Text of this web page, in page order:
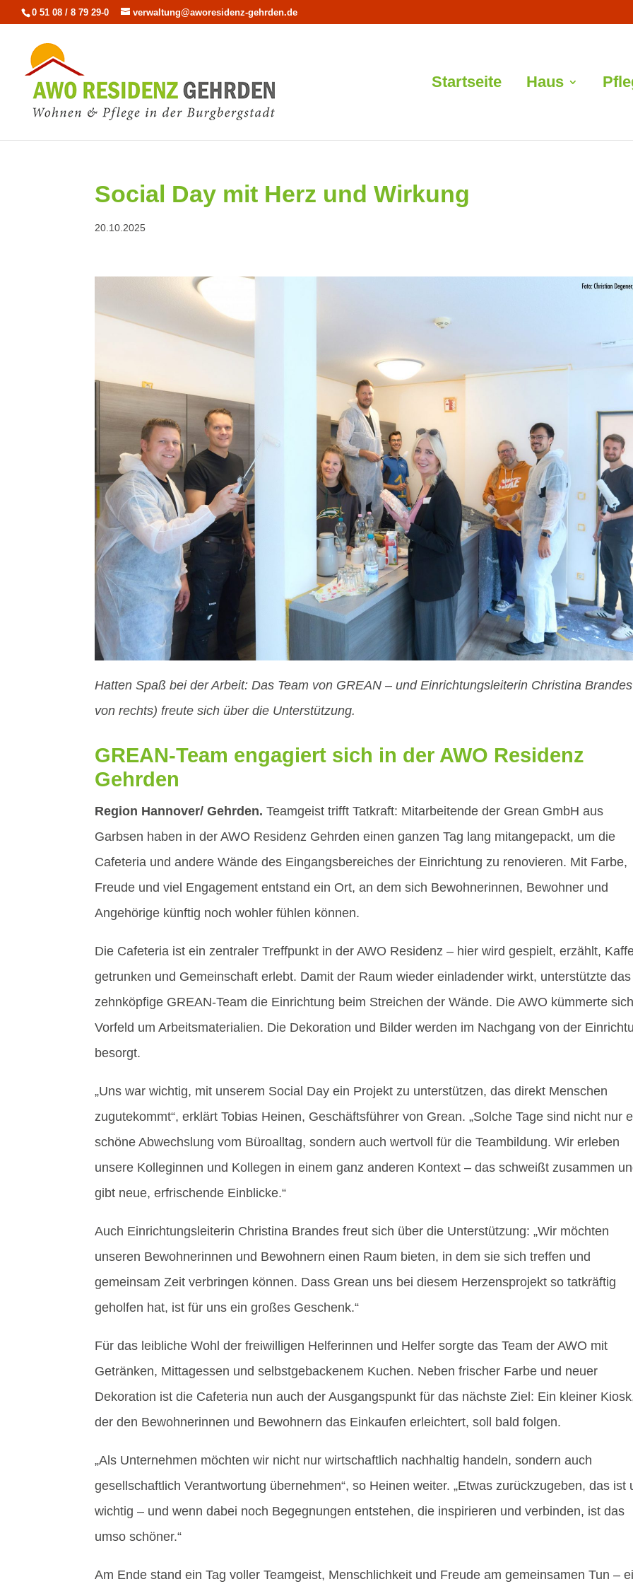
0 51 08 / 8 79 29-0 verwaltung@aworesidenz-gehrden.de
Startseite Haus
Social Day mit Herz und Wirkung
20.10.2025
Hatten Spaß bei der Arbeit: Das Team von GREAN – und Einrichtungsleiterin Christina
von rechts) freute sich über die Unterstützung.
GREAN-Team engagiert sich in der AWO Residenz
Gehrden
Region Hannover/ Gehrden. Teamgeist trifft Tatkraft: Mitarbeitende der Grean GmbH aus
Garbsen haben in der AWO Residenz Gehrden einen ganzen Tag lang mitangepackt, um die
Cafeteria und andere Wände des Eingangsbereiches der Einrichtung zu renovieren. Mit Farbe,
Freude und viel Engagement entstand ein Ort, an dem sich Bewohnerinnen, Bewohner und
Angehörige künftig noch wohler fühlen können.
Die Cafeteria ist ein zentraler Treffpunkt in der AWO Residenz – hier wird gespielt, erzählt,
getrunken und Gemeinschaft erlebt. Damit der Raum wieder einladender wirkt, unterstützte das
zehnköpfige GREAN-Team die Einrichtung beim Streichen der Wände. Die AWO kümmerte
Vorfeld um Arbeitsmaterialien. Die Dekoration und Bilder werden im Nachgang von der
besorgt.
„Uns war wichtig, mit unserem Social Day ein Projekt zu unterstützen, das direkt Menschen
zugutekommt“, erklärt Tobias Heinen, Geschäftsführer von Grean. „Solche Tage sind nicht nur
schöne Abwechslung vom Büroalltag, sondern auch wertvoll für die Teambildung. Wir erleben
unsere Kolleginnen und Kollegen in einem ganz anderen Kontext – das schweißt zusammen
gibt neue, erfrischende Einblicke.“
Auch Einrichtungsleiterin Christina Brandes freut sich über die Unterstützung: „Wir möchten
unseren Bewohnerinnen und Bewohnern einen Raum bieten, in dem sie sich treffen und
gemeinsam Zeit verbringen können. Dass Grean uns bei diesem Herzensprojekt so tatkräftig
geholfen hat, ist für uns ein großes Geschenk.“
Für das leibliche Wohl der freiwilligen Helferinnen und Helfer sorgte das Team der AWO mit
Getränken, Mittagessen und selbstgebackenem Kuchen. Neben frischer Farbe und neuer
Dekoration ist die Cafeteria nun auch der Ausgangspunkt für das nächste Ziel: Ein kleiner
der den Bewohnerinnen und Bewohnern das Einkaufen erleichtert, soll bald folgen.
„Als Unternehmen möchten wir nicht nur wirtschaftlich nachhaltig handeln, sondern auch
gesellschaftlich Verantwortung übernehmen“, so Heinen weiter. „Etwas zurückzugeben, das ist
wichtig – und wenn dabei noch Begegnungen entstehen, die inspirieren und verbinden, ist das
umso schöner.“
Am Ende stand ein Tag voller Teamgeist, Menschlichkeit und Freude am gemeinsamen Tun –